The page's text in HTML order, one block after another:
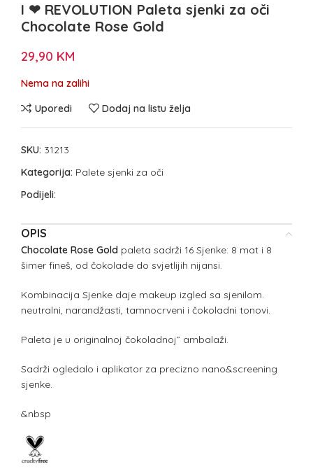
I ❤ REVOLUTION Paleta sjenki za oči
Chocolate Rose Gold
29,90 KM
Nema na zalihi
Uporedi
Dodaj na listu želja
SKU: 31213
Kategorija: Palete sjenki za oči
Podijeli:
OPIS
Chocolate Rose Gold paleta sadrži 16 Sjenke: 8 mat i 8
šimer fineš, od čokolade do svjetlijih nijansi.
Kombinacija Sjenke daje makeup izgled sa sjenilom.
neutralni, narandžasti, tamnocrveni i čokoladni tonovi.
Paleta je u originalnoj čokoladnoj” ambalaži.
Sadrži ogledalo i aplikator za precizno nano&screening
sjenke.
&nbsp